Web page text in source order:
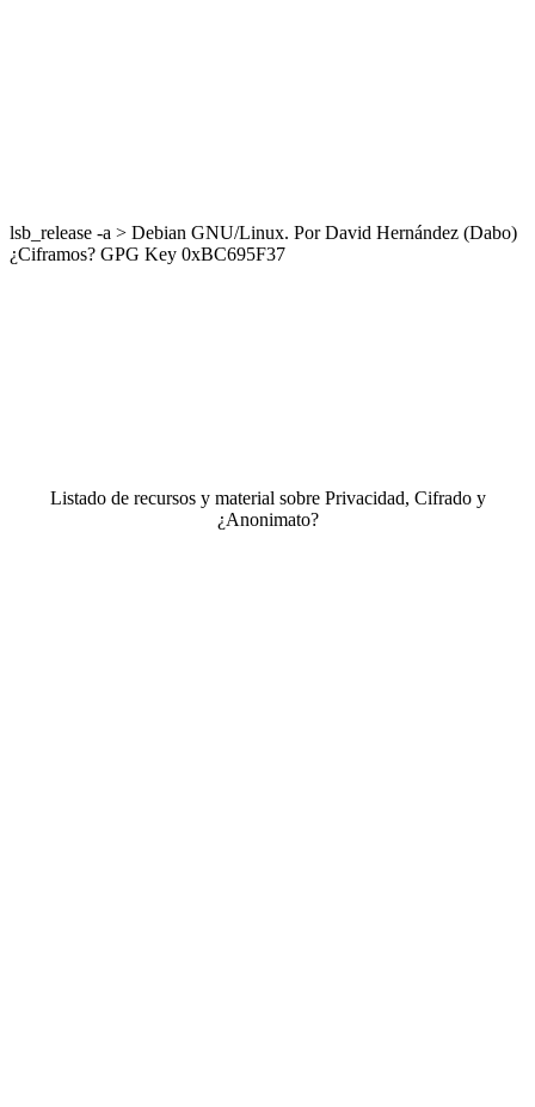
lsb_release -a > Debian GNU/Linux. Por David Hernández (Dabo)
¿Ciframos? GPG Key 0xBC695F37
Listado de recursos y material sobre Privacidad, Cifrado y
¿Anonimato?